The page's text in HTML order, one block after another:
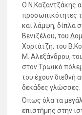
Ο Ν.Καζαντζάκης
προσωπικότητες
και λάμψη, δίπλα
Βενιζέλου, του
Χορτάτζη, του
Μ. Αλεξάνδρου,
στον Τρωικό
του έχουν διεθνή
δεκάδες γλώσσες.
Όπως όλα τα
επιστήμης στην